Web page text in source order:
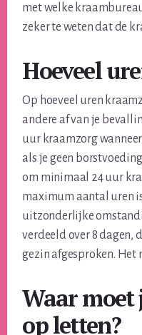
met welke
zeker te weten dat de
Hoeveel
Op hoeveel uren
andere af van je
uur kraamzorg
als je geen
om minimaal 24 uur
maximum aantal uren
uitzonderlijke
verdeeld over 8 dagen,
gezin afgesproken. Het
Waar moet
op letten?